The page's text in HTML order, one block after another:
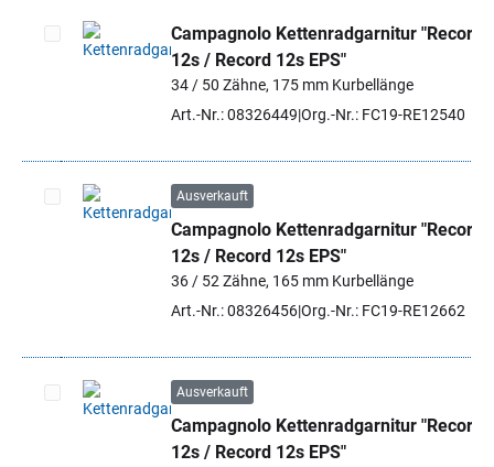
Artikel auswählen
Campagnolo Kettenradgarnitur "Record
12s / Record 12s EPS"
34 / 50 Zähne, 175 mm Kurbellänge
Art.-Nr.: 08326449 Org.-Nr.: FC19-RE12540
Artikel auswählen
Ausverkauft
Campagnolo Kettenradgarnitur "Record
12s / Record 12s EPS"
36 / 52 Zähne, 165 mm Kurbellänge
Art.-Nr.: 08326456Org.-Nr.: FC19-RE12662
Artikel auswählen
Ausverkauft
Campagnolo Kettenradgarnitur "Record
12s / Record 12s EPS"